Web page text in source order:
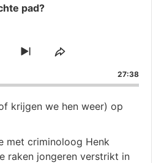
pad?
Skip
next
Share
Episode
27:38
krijgen we hen weer) op
met criminoloog Henk
raken jongeren verstrikt in